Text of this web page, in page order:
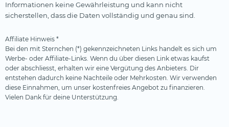
Informationen keine Gewährleistung und kann nicht
sicherstellen, dass die Daten vollständig und genau sind.
Affiliate Hinweis *
Bei den mit Sternchen (*) gekennzeichneten Links handelt es sich um
Werbe- oder Affiliate-Links. Wenn du über diesen Link etwas kaufst
oder abschliesst, erhalten wir eine Vergütung des Anbieters. Dir
entstehen dadurch keine Nachteile oder Mehrkosten. Wir verwenden
diese Einnahmen, um unser kostenfreies Angebot zu finanzieren.
Vielen Dank für deine Unterstützung.